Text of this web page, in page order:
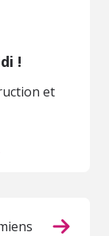
!
et